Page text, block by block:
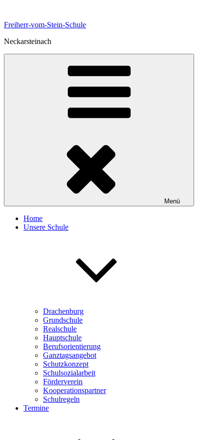
springen
Freiherr-vom-Stein-Schule
Neckarsteinach
Menü
Home
Unsere Schule
Drachenburg
Grundschule
Realschule
Hauptschule
Berufsorientierung
Ganztagsangebot
Schutzkonzept
Schulsozialarbeit
Förderverein
Kooperationspartner
Schulregeln
Termine